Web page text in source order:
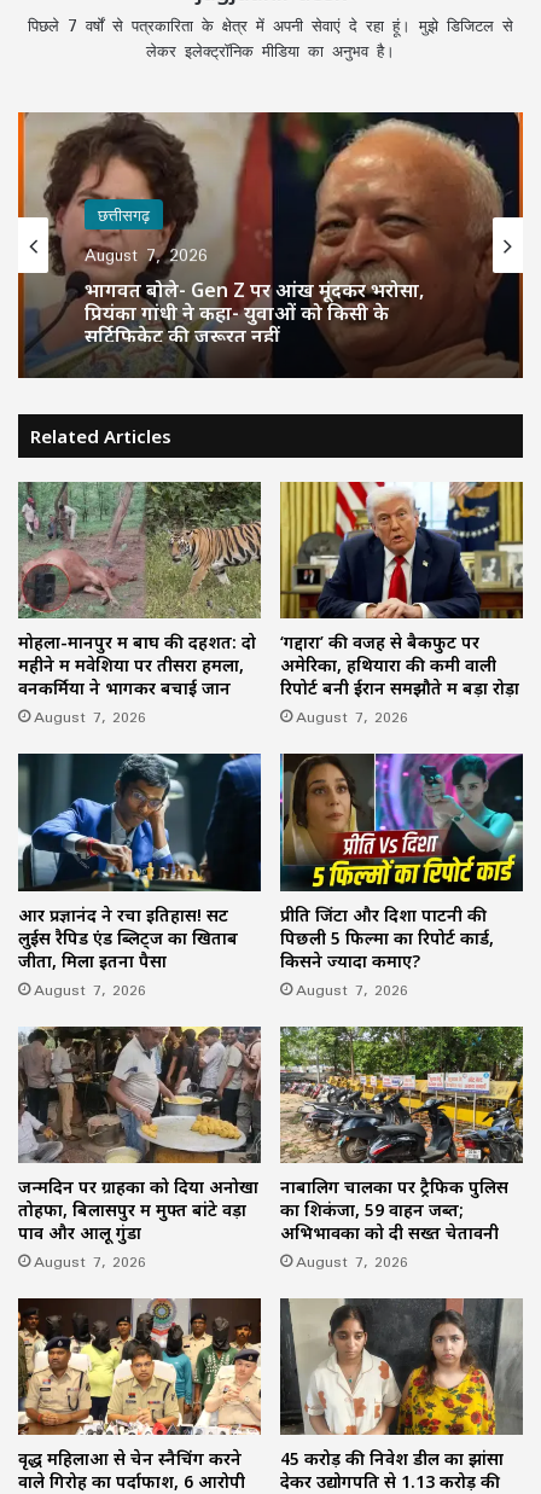
पिछले 7 वर्षों से पत्रकारिता के क्षेत्र में अपनी सेवाएं दे रहा हूं। मुझे डिजिटल से
लेकर इलेक्ट्रॉनिक मीडिया का अनुभव है।
छत्तीसगढ़
August 7, 2026
भागवत बोले- Gen Z पर आंख मूंदकर भरोसा,
प्रियंका गांधी ने कहा- युवाओं को किसी के
सर्टिफिकेट की जरूरत नहीं
Related Articles
मोहला-मानपुर में बाघ की दहशत: दो
महीने में मवेशियों पर तीसरा हमला,
वनकर्मियों ने भागकर बचाई जान
August 7, 2026
‘गद्दारों’ की वजह से बैकफुट पर
अमेरिका, हथियारों की कमी वाली
रिपोर्ट बनी ईरान समझौते में बड़ा रोड़ा
August 7, 2026
आर प्रज्ञानंद ने रचा इतिहास! सेंट
लुईस रैपिड एंड ब्लिट्ज का खिताब
जीता, मिला इतना पैसा
August 7, 2026
प्रीति जिंटा और दिशा पाटनी की
पिछली 5 फिल्मों का रिपोर्ट कार्ड,
किसने ज्यादा कमाए?
August 7, 2026
जन्मदिन पर ग्राहकों को दिया अनोखा
तोहफा, बिलासपुर में मुफ्त बांटे वड़ा
पाव और आलू गुंडा
August 7, 2026
नाबालिग चालकों पर ट्रैफिक पुलिस
का शिकंजा, 59 वाहन जब्त;
अभिभावकों को दी सख्त चेतावनी
August 7, 2026
वृद्ध महिलाओं से चेन स्नैचिंग करने
वाले गिरोह का पर्दाफाश, 6 आरोपी
45 करोड़ की निवेश डील का झांसा
देकर उद्योगपति से 1.13 करोड़ की